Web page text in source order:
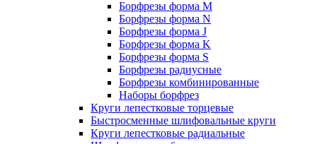
Борфрезы форма M
Борфрезы форма N
Борфрезы форма J
Борфрезы форма K
Борфрезы форма S
Борфрезы радиусные
Борфрезы комбинированные
Наборы борфрез
Круги лепестковые торцевые
Быстросменные шлифовальные круги
Круги лепестковые радиальные